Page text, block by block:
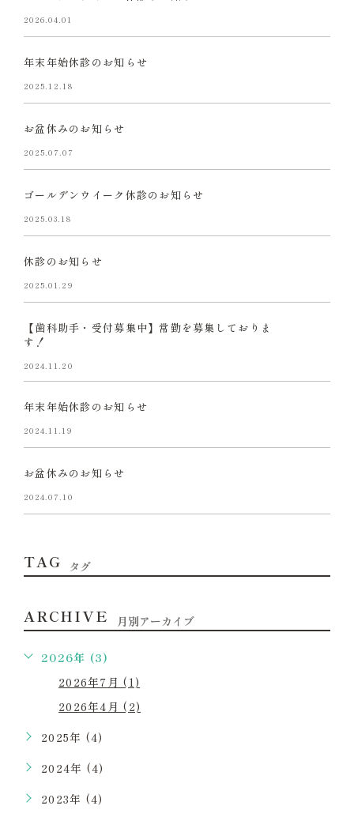
2026.04.01
年末年始休診のお知らせ
2025.12.18
お盆休みのお知らせ
2025.07.07
ゴールデンウイーク休診のお知らせ
2025.03.18
休診のお知らせ
2025.01.29
【歯科助手・受付募集中】常勤を募集しておりま
す！
2024.11.20
年末年始休診のお知らせ
2024.11.19
お盆休みのお知らせ
2024.07.10
TAG タグ
ARCHIVE 月別アーカイブ
2026年 (3)
2026年7月 (1)
2026年4月 (2)
2025年 (4)
2024年 (4)
2023年 (4)